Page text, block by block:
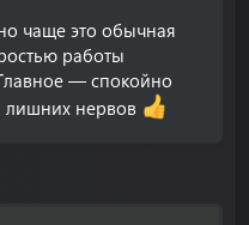
чаще это обычная
работы
— спокойно
лишних нервов